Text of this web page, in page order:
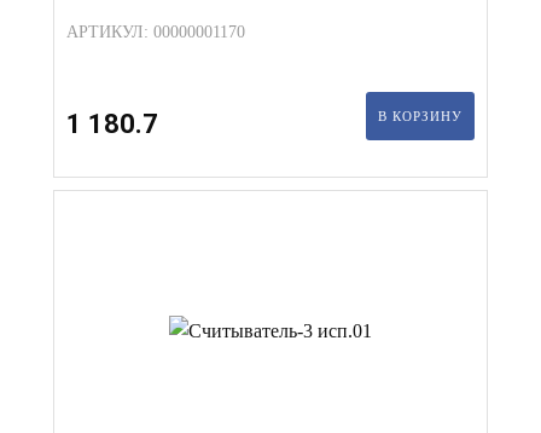
АРТИКУЛ: 00000001170
1 180.7 В КОРЗИНУ